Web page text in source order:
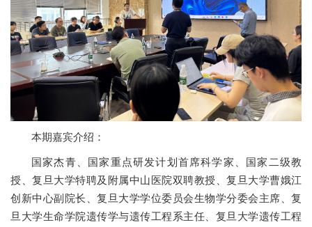
本期嘉宾介绍：
国家杰青、国家重点研发计划首席科学家、国家二级教
授、复旦大学特聘及附属中山医院双聘教授、复旦大学曹娥江
创新中心副院长、复旦大学学位委员会生物学分委会主席、复
旦大学生命学院遗传学与遗传工程系主任、复旦大学遗传工程